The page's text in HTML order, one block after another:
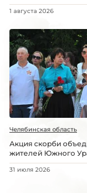
1 августа 2026
Челябинская область
Акция скорби
жителей Южного
31 июля 2026